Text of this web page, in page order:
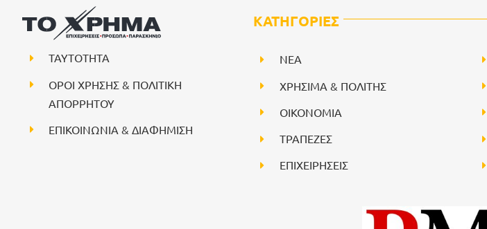
ΤΑΥΤΟΤΗΤΑ
ΟΡΟΙ ΧΡΗΣΗΣ & ΠΟΛΙΤΙΚΗ
ΑΠΟΡΡΗΤΟΥ
ΕΠΙΚΟΙΝΩΝΙΑ & ΔΙΑΦΗΜΙΣΗ
ΚΑΤΗΓΟΡΙΕΣ
NEA
ΧΡΗΣΙΜΑ & ΠΟΛΙΤΗΣ
ΟΙΚΟΝΟΜΙΑ
ΤΡΑΠΕΖΕΣ
ΕΠΙΧΕΙΡΗΣΕΙΣ